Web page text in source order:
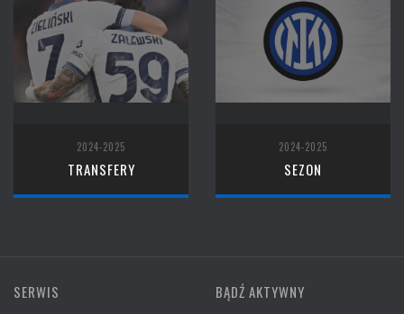
2024-2025
TRANSFERY
2024-2025
SEZON
SERWIS BĄDŹ AKTYWNY